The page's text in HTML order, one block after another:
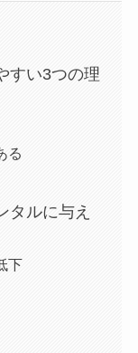
すい3つの理
る
タルに与え
下